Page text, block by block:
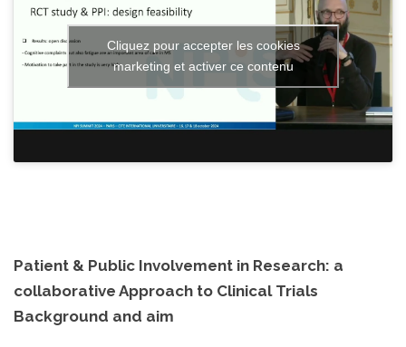
Cliquez pour accepter les cookies
marketing et activer ce contenu
Patient & Public Involvement in Research: a
collaborative Approach to Clinical Trials
Background and aim